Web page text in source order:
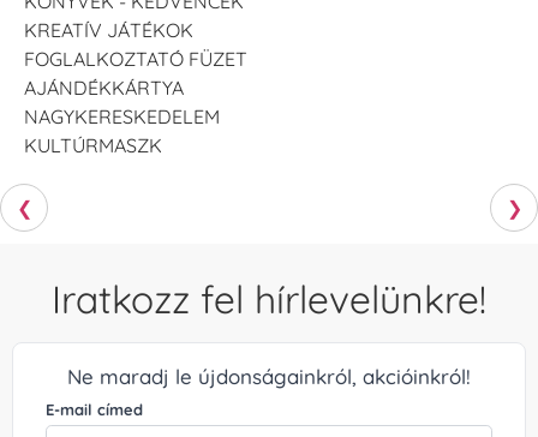
KREATÍV JÁTÉKOK
FOGLALKOZTATÓ FÜZET
AJÁNDÉKKÁRTYA
NAGYKERESKEDELEM
KULTÚRMASZK
❮ ❯
Iratkozz fel hírlevelünkre!
Ne maradj le újdonságainkról, akcióinkról!
E-mail címed